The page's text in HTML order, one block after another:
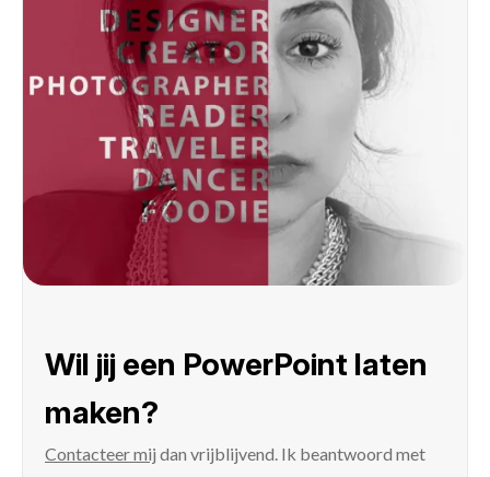
Wil jij een PowerPoint laten
maken?
Contacteer mij dan vrijblijvend. Ik beantwoord met